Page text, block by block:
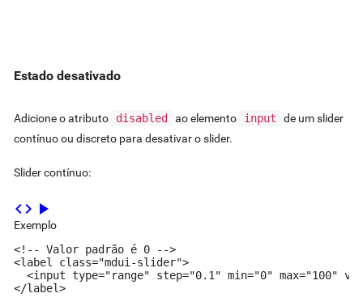
Estado desativado
Adicione o atributo disabled ao elemento input
de um slider
contínuo ou discreto para desativar o slider.
Slider contínuo:
code play_arrow
Exemplo
<!-- Valor padrão é 0 -->
<label class="mdui-slider">
<input type="range" step="0.1" min="0" max="100"
</label>